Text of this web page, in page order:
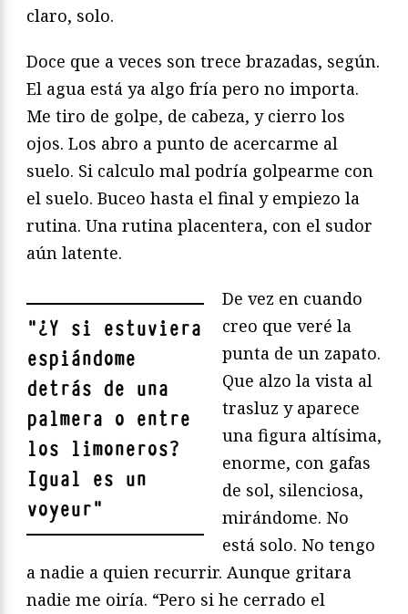
claro, solo.
Doce que a veces son trece brazadas, según.
El agua está ya algo fría pero no importa.
Me tiro de golpe, de cabeza, y cierro los
ojos. Los abro a punto de acercarme al
suelo. Si calculo mal podría golpearme con
el suelo. Buceo hasta el final y empiezo la
rutina. Una rutina placentera, con el sudor
aún latente.
"¿Y si estuviera
espiándome
detrás de una
palmera o entre
los limoneros?
Igual es un
voyeur"
De vez en cuando
creo que veré la
punta de un zapato.
Que alzo la vista al
trasluz y aparece
una figura altísima,
enorme, con gafas
de sol, silenciosa,
mirándome. No
está solo. No tengo
a nadie a quien recurrir. Aunque gritara
nadie me oiría. “Pero si he cerrado el